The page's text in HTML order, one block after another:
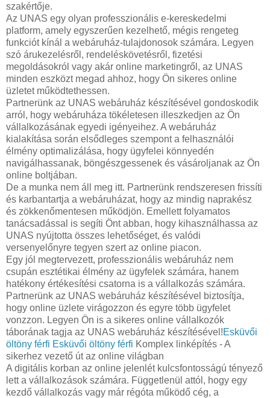
szakértője.
Az UNAS egy olyan professzionális e-kereskedelmi
platform, amely egyszerűen kezelhető, mégis rengeteg
funkciót kínál a webáruház-tulajdonosok számára. Legyen
szó árukezelésről, rendeléskövetésről, fizetési
megoldásokról vagy akár online marketingről, az UNAS
minden eszközt megad ahhoz, hogy Ön sikeres online
üzletet működtethessen.
Partnerünk az UNAS webáruház készítésével gondoskodik
arról, hogy webáruháza tökéletesen illeszkedjen az Ön
vállalkozásának egyedi igényeihez. A webáruház
kialakítása során elsődleges szempont a felhasználói
élmény optimalizálása, hogy ügyfelei könnyedén
navigálhassanak, böngészgessenek és vásároljanak az Ön
online boltjában.
De a munka nem áll meg itt. Partnerünk rendszeresen frissíti
és karbantartja a webáruházat, hogy az mindig naprakész
és zökkenőmentesen működjön. Emellett folyamatos
tanácsadással is segíti Önt abban, hogy kihasználhassa az
UNAS nyújtotta összes lehetőséget, és valódi
versenyelőnyre tegyen szert az online piacon.
Egy jól megtervezett, professzionális webáruház nem
csupán esztétikai élmény az ügyfelek számára, hanem
hatékony értékesítési csatorna is a vállalkozás számára.
Partnerünk az UNAS webáruház készítésével biztosítja,
hogy online üzlete virágozzon és egyre több ügyfelet
vonzzon. Legyen Ön is a sikeres online vállalkozók
táborának tagja az UNAS webáruház készítésével!Esküvői
öltöny férfi Esküvői öltöny férfi Komplex linképítés - A
sikerhez vezető út az online világban
A digitális korban az online jelenlét kulcsfontosságú tényező
lett a vállalkozások számára. Függetlenül attól, hogy egy
kezdő vállalkozás vagy már régóta működő cég, a